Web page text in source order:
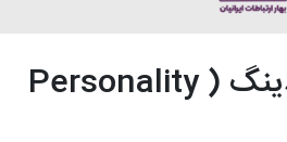
پرسونالیتی برندینگ ( Personality